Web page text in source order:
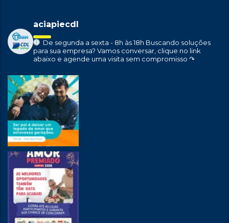
aciapiecdl
De segunda a sexta - 8h às 18h Buscando soluções
para sua empresa? Vamos conversar, clique no link
abaixo e agende uma visita sem compromisso ↷